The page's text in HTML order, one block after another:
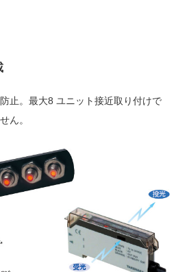
止。最大8 ユニット接近取り付けで
ん。